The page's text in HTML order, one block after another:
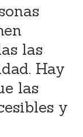
las
Hay
las
y